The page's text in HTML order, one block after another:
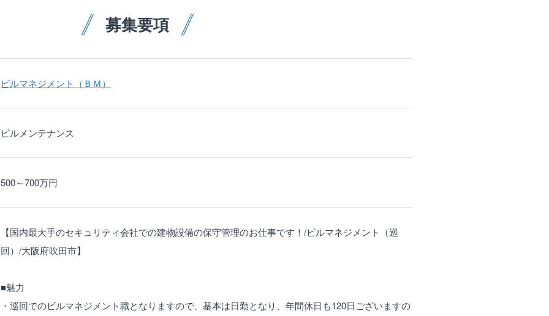
募集要項
ビルマネジメント（ＢＭ）
ビルメンテナンス
500～700万円
【国内最大手のセキュリティ会社での建物設備の保守管理のお仕事です！/ビルマネジメント（巡
回）/大阪府吹田市】
■魅力
・巡回でのビルマネジメント職となりますので、基本は日勤となり、年間休日も120日ございますの